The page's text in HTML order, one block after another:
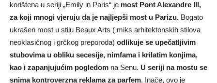
korištena u seriji „Emily in Paris“ je most Pont Alexandre III,
za koji mnogi vjeruju da je najljepši most u Parizu. Bogato
ukrašen most u stilu Beaux Arts ( miks arhitektonskih stilova
neoklasičnog i grčkog preporoda) odlikuje se upečatljivim
stubovima u obliku secesije, nimfama i krilatim konjima,
kao i zapanjujućim pogledom na Senu. U seriji na mostu se
snima kontroverzna reklama za parfem. Inače, ovo je